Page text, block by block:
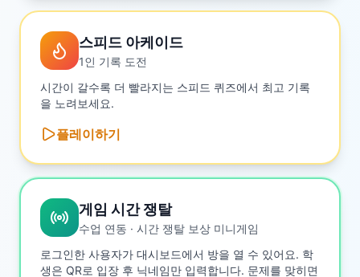
스피드 아케이드
1인 기록 도전
시간이 갈수록 더 빨라지는 스피드 퀴즈에서 최고 기록
을 노려보세요.
플레이하기
게임 시간 쟁탈
수업 연동 · 시간 쟁탈 보상 미니게임
로그인한 사용자가 대시보드에서 방을 열 수 있어요. 학
생은 QR로 입장 후 닉네임만 입력합니다. 문제를 맞히면